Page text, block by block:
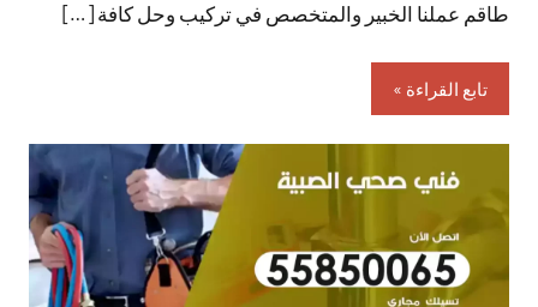
طاقم عملنا الخبير والمتخصص في تركيب وحل كافة […]
تابع القراءة